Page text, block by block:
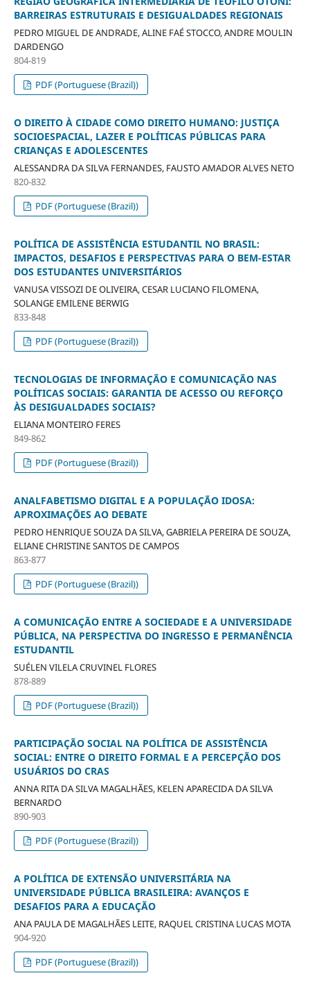
BARREIRAS ESTRUTURAIS E DESIGUALDADES REGIONAIS
PEDRO MIGUEL DE ANDRADE, ALINE FAÉ STOCCO, ANDRE MOULIN
DARDENGO
804-819
PDF (Portuguese (Brazil))
O DIREITO À CIDADE COMO DIREITO HUMANO: JUSTIÇA
SOCIOESPACIAL, LAZER E POLÍTICAS PÚBLICAS PARA
CRIANÇAS E ADOLESCENTES
ALESSANDRA DA SILVA FERNANDES, FAUSTO AMADOR ALVES NETO
820-832
PDF (Portuguese (Brazil))
POLÍTICA DE ASSISTÊNCIA ESTUDANTIL NO BRASIL:
IMPACTOS, DESAFIOS E PERSPECTIVAS PARA O BEM-ESTAR
DOS ESTUDANTES UNIVERSITÁRIOS
VANUSA VISSOZI DE OLIVEIRA, CESAR LUCIANO FILOMENA,
SOLANGE EMILENE BERWIG
833-848
PDF (Portuguese (Brazil))
TECNOLOGIAS DE INFORMAÇÃO E COMUNICAÇÃO NAS
POLÍTICAS SOCIAIS: GARANTIA DE ACESSO OU REFORÇO
ÀS DESIGUALDADES SOCIAIS?
ELIANA MONTEIRO FERES
849-862
PDF (Portuguese (Brazil))
ANALFABETISMO DIGITAL E A POPULAÇÃO IDOSA:
APROXIMAÇÕES AO DEBATE
PEDRO HENRIQUE SOUZA DA SILVA, GABRIELA PEREIRA DE SOUZA,
ELIANE CHRISTINE SANTOS DE CAMPOS
863-877
PDF (Portuguese (Brazil))
A COMUNICAÇÃO ENTRE A SOCIEDADE E A UNIVERSIDADE
PÚBLICA, NA PERSPECTIVA DO INGRESSO E PERMANÊNCIA
ESTUDANTIL
SUÉLEN VILELA CRUVINEL FLORES
878-889
PDF (Portuguese (Brazil))
PARTICIPAÇÃO SOCIAL NA POLÍTICA DE ASSISTÊNCIA
SOCIAL: ENTRE O DIREITO FORMAL E A PERCEPÇÃO DOS
USUÁRIOS DO CRAS
ANNA RITA DA SILVA MAGALHÃES, KELEN APARECIDA DA SILVA
BERNARDO
890-903
PDF (Portuguese (Brazil))
A POLÍTICA DE EXTENSÃO UNIVERSITÁRIA NA
UNIVERSIDADE PÚBLICA BRASILEIRA: AVANÇOS E
DESAFIOS PARA A EDUCAÇÃO
ANA PAULA DE MAGALHÃES LEITE, RAQUEL CRISTINA LUCAS MOTA
904-920
PDF (Portuguese (Brazil))